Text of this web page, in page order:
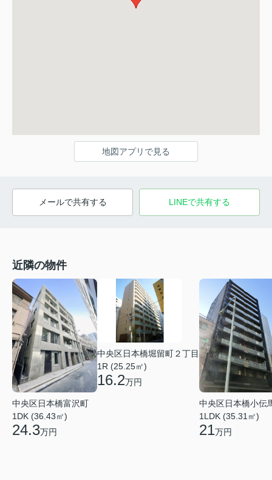
地図アプリで見る
メールで共有する LINEで共有する
近隣の物件
中央区日本橋富沢町
1DK (36.43㎡)
24.3万円
中央区日本橋堀留町２丁目
1R (25.25㎡)
16.2万円
中央区日本橋小伝
1LDK (35.31㎡)
21万円